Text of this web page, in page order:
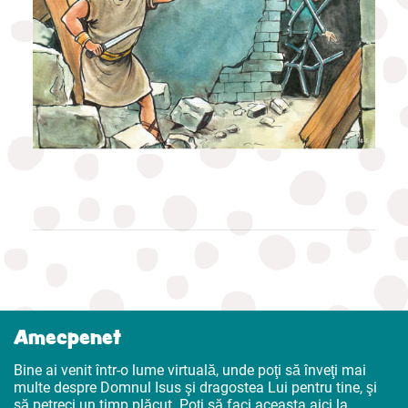
Amecpenet
Bine ai venit într-o lume virtuală, unde poţi să înveţi mai
multe despre Domnul Isus şi dragostea Lui pentru tine, şi